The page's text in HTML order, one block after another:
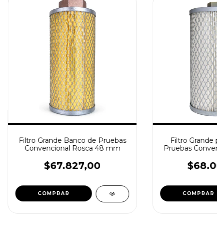
Filtro Grande Banco de Pruebas
Convencional Rosca 48 mm
$67.827,00
Filtro Grande
Pruebas